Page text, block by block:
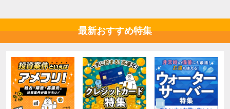
最新おすすめ特集